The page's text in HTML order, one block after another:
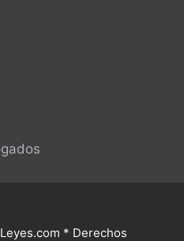
* Derechos